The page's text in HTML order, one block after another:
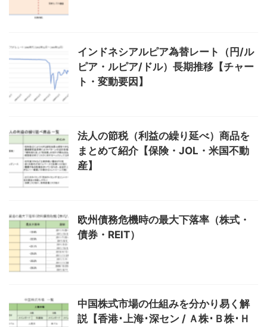
インドネシアルピア為替レート（円/ル
ピア・ルピア/ドル）長期推移【チャー
ト・変動要因】
法人の節税（利益の繰り延べ）商品を
まとめて紹介【保険・JOL・米国不動
産】
欧州債務危機時の最大下落率（株式・
債券・REIT）
中国株式市場の仕組みを分かり易く解
説【香港･上海･深セン / Ａ株･Ｂ株･Ｈ